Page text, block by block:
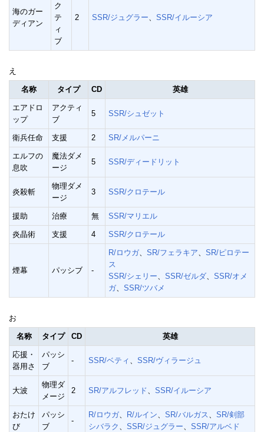
海のガー
ディアン
ク
テ
ィ
ブ
2 SSR/ジュグラー SSR/イルーシア
え
名称 タイプ CD 英雄
エアドロ
ップ
アクティ
ブ
5 SSR/シュゼット
衛兵任命 支援 2 SR/メルパーニ
エルフの
息吹
魔法ダメ
ージ
5 SSR/ディードリット
炎殺斬
物理ダメ
ージ
3 SSR/クロテール
援助 治療 無 SSR/マリエル
炎晶術 支援 4 SSR/クロテール
煙幕 パッシブ -
R/ロウガ、 SR/フェラキア
SR/ピロテー
ス
SSR/シェリー
SSR/ゼルダ
SSR/オメ
ガ、 SSR/ツバメ
お
名称 タイプ CD 英雄
応援・
器用さ
パッシ
ブ
- SSR/ベティ SSR/ヴィラージュ
大波
物理ダ
メージ
2 SR/アルフレッド SSR/イルーシア
おたけ
び
パッシ
ブ
-
R/ロウガ、 R/ルイン SR/バルガス
SR/剣部
シバラク
SSR/ジュグラー SSR/アルベド